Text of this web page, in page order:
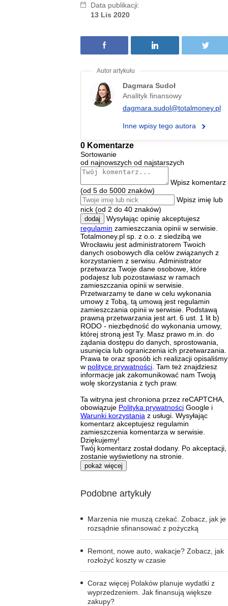
Data publikacji:
13 Lis 2020
Dagmara Sudoł
Analityk finansowy
dagmara.sudol@totalmoney.pl
Inne wpisy tego autora
0 Komentarze
Sortowanie
od najnowszych od najstarszych
Wpisz komentarz
(od 5 do 5000 znaków)
Wpisz imię lub
nick (od 2 do 40 znaków)
dodaj
Wysyłając opinię akceptujesz
regulamin zamieszczania opinii w serwisie.
Totalmoney.pl sp. z o.o. z siedzibą we
Wrocławiu jest administratorem Twoich
danych osobowych dla celów związanych z
korzystaniem z serwisu. Administrator
przetwarza Twoje dane osobowe, które
podajesz lub pozostawiasz w ramach
zamieszczania opinii w serwisie.
Przetwarzamy te dane w celu wykonania
umowy z Tobą, tą umową jest regulamin
zamieszczania opinii w serwisie. Podstawą
prawną przetwarzania jest art. 6 ust. 1 lit b)
RODO - niezbędność do wykonania umowy,
której stroną jest Ty. Masz prawo m.in. do
żądania dostępu do danych, sprostowania,
usunięcia lub ograniczenia ich przetwarzania.
Prawa te oraz sposób ich realizacji opisaliśmy
w polityce prywatności . Tam też znajdziesz
informacje jak zakomunikować nam Twoją
wolę skorzystania z tych praw.
Ta witryna jest chroniona przez reCAPTCHA,
obowiązuje Polityka prywatności Google i
Warunki korzystania z usługi. Wysyłając
komentarz akceptujesz regulamin
zamieszczenia komentarza w serwisie.
Dziękujemy!
Twój komentarz został dodany. Po akceptacji,
zostanie wyświetlony na stronie.
pokaż więcej
Podobne artykuły
Marzenia nie muszą czekać. Zobacz, jak je
rozsądnie sfinansować z pożyczką
Remont, nowe auto, wakacje? Zobacz, jak
rozłożyć koszty w czasie
Coraz więcej Polaków planuje wydatki z
wyprzedzeniem. Jak finansują większe
zakupy?